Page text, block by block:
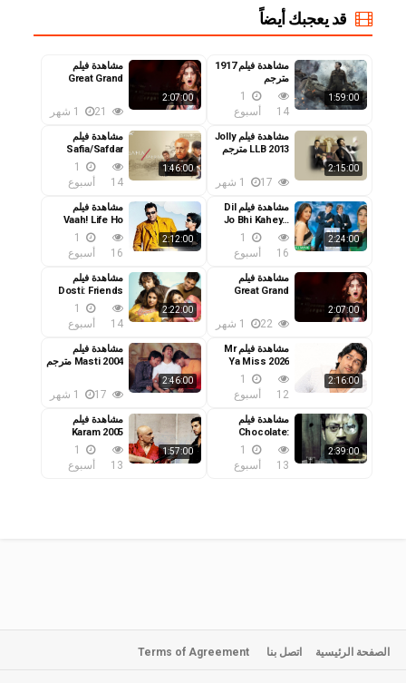
قد يعجبك أيضاً
1:59:00
مشاهدة فيلم 1917
مترجم
14
1
أسبوع
2:07:00
مشاهدة فيلم
Great Grand
2:15:00
مشاهدة فيلم Jolly
LLB 2013 مترجم
1:46:00
مشاهدة فيلم
Safia/Safdar
2026 مترجم
14
1
أسبوع
2:24:00
مشاهدة فيلم Dil
Jo Bhi Kahey…
2026 مترجم
16
1
أسبوع
2:12:00
مشاهدة فيلم
Vaah! Life Ho
Toh Aisi! 2026
مترجم
16
1
أسبوع
2:07:00
مشاهدة فيلم
Great Grand
2:22:00
مشاهدة فيلم
Dosti: Friends
Forever 2026
مترجم
14
1
أسبوع
2:16:00
مشاهدة فيلم Mr
Ya Miss 2026
مترجم
12
1
أسبوع
2:46:00
مشاهدة فيلم
Masti 2004 مترجم
2:39:00
مشاهدة فيلم
Chocolate:
Deep Dark
Secrets 2026
مترجم
13
1
أسبوع
1:57:00
مشاهدة فيلم
Karam 2005
مترجم
13
1
أسبوع
الصفحة الرئيسية اتصل بنا Terms of Agreement